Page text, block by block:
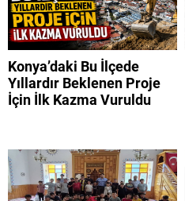
Konya’daki Bu İlçede
Yıllardır Beklenen Proje
İçin İlk Kazma Vuruldu